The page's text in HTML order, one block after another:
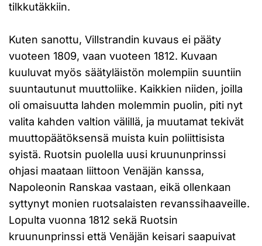
tilkkutäkkiin.
Kuten sanottu, Villstrandin kuvaus ei pääty
vuoteen 1809, vaan vuoteen 1812. Kuvaan
kuuluvat myös säätyläistön molempiin suuntiin
suuntautunut muuttoliike. Kaikkien niiden, joilla
oli omaisuutta lahden molemmin puolin, piti nyt
valita kahden valtion välillä, ja muutamat tekivät
muuttopäätöksensä muista kuin poliittisista
syistä. Ruotsin puolella uusi kruununprinssi
ohjasi maataan liittoon Venäjän kanssa,
Napoleonin Ranskaa vastaan, eikä ollenkaan
syttynyt monien ruotsalaisten revanssihaaveille.
Lopulta vuonna 1812 sekä Ruotsin
kruununprinssi että Venäjän keisari saapuivat